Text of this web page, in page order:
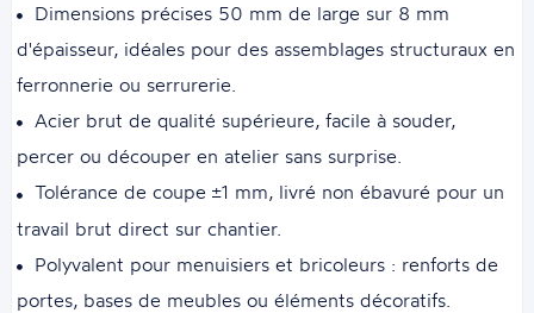
Dimensions précises 50 mm de large sur 8 mm
d'épaisseur, idéales pour des assemblages structuraux en
ferronnerie ou serrurerie.
Acier brut de qualité supérieure, facile à souder,
percer ou découper en atelier sans surprise.
Tolérance de coupe ±1 mm, livré non ébavuré pour un
travail brut direct sur chantier.
Polyvalent pour menuisiers et bricoleurs : renforts de
portes, bases de meubles ou éléments décoratifs.